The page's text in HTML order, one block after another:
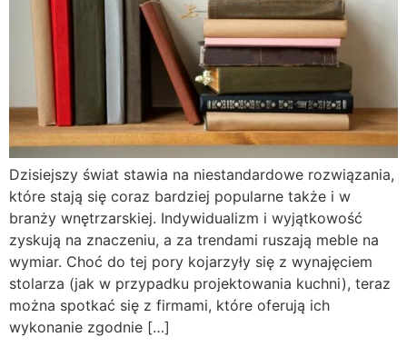
Dzisiejszy świat stawia na niestandardowe rozwiązania,
które stają się coraz bardziej popularne także i w
branży wnętrzarskiej. Indywidualizm i wyjątkowość
zyskują na znaczeniu, a za trendami ruszają meble na
wymiar. Choć do tej pory kojarzyły się z wynajęciem
stolarza (jak w przypadku projektowania kuchni), teraz
można spotkać się z firmami, które oferują ich
wykonanie zgodnie […]